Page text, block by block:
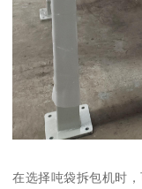
在选择吨袋拆包机时